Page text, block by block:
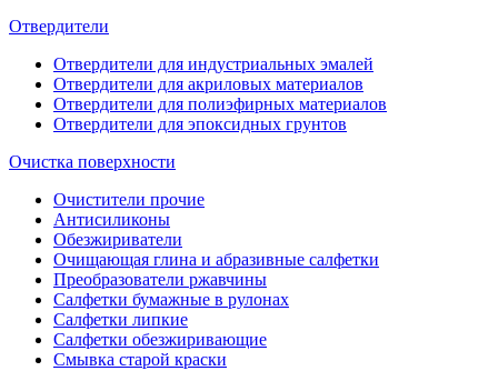
Отвердители
Отвердители для индустриальных эмалей
Отвердители для акриловых материалов
Отвердители для полиэфирных материалов
Отвердители для эпоксидных грунтов
Очистка поверхности
Очистители прочие
Антисиликоны
Обезжириватели
Очищающая глина и абразивные салфетки
Преобразователи ржавчины
Салфетки бумажные в рулонах
Салфетки липкие
Салфетки обезжиривающие
Смывка старой краски